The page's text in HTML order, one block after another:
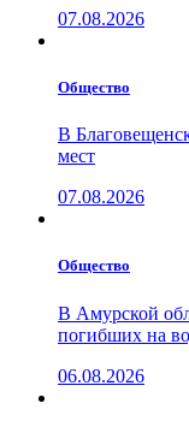
07.08.2026
Общество
В
мест
07.08.2026
Общество
В Амурской
погибших на
06.08.2026